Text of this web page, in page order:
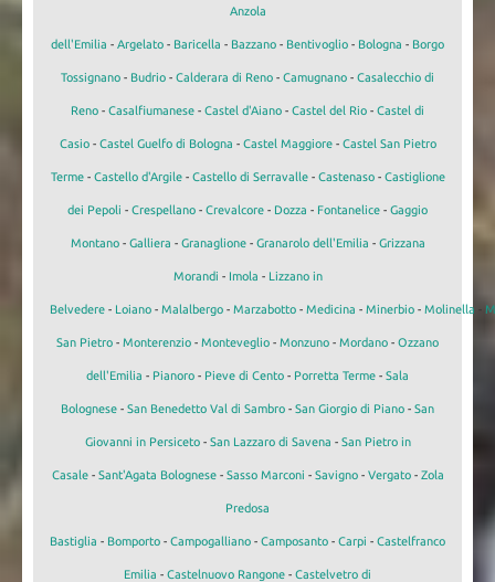
Anzola
dell'Emilia - Argelato - Baricella - Bazzano - Bentivoglio - Bologna - Borgo
Tossignano - Budrio - Calderara di Reno - Camugnano - Casalecchio di
Reno - Casalfiumanese - Castel d'Aiano - Castel del Rio - Castel di
Casio- Castel Guelfo di Bologna - Castel Maggiore- Castel San Pietro
Terme- Castello d'Argile- Castello di Serravalle- Castenaso- Castiglione
dei Pepoli - Crespellano - Crevalcore - Dozza - Fontanelice - Gaggio
Montano- Galliera - Granaglione- Granarolo dell'Emilia - Grizzana
Morandi - Imola - Lizzano in
Belvedere - Loiano - Malalbergo - Marzabotto - Medicina - Minerbio - Molinella -
San Pietro - Monterenzio - Monteveglio - Monzuno - Mordano - Ozzano
dell'Emilia - Pianoro - Pieve di Cento - Porretta Terme - Sala
Bolognese - San Benedetto Val di Sambro - San Giorgio di Piano - San
Giovanni in Persiceto- San Lazzaro di Savena - San Pietro in
Casale- Sant'Agata Bolognese- Sasso Marconi - Savigno- Vergato- Zola
Predosa
Bastiglia - Bomporto - Campogalliano - Camposanto - Carpi - Castelfranco
Emilia - Castelnuovo Rangone - Castelvetro di